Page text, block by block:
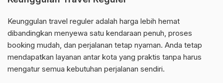
Keunggulan travel reguler adalah harga lebih hemat
dibandingkan menyewa satu kendaraan penuh, proses
booking mudah, dan perjalanan tetap nyaman. Anda tetap
mendapatkan layanan antar kota yang praktis tanpa harus
mengatur semua kebutuhan perjalanan sendiri.